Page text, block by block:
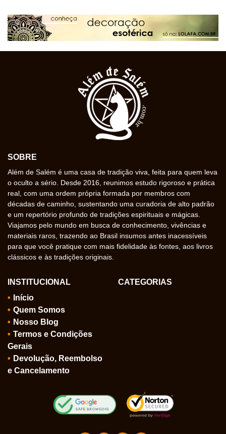
SOBRE
Além de Salém é uma casa de tradição viva, feita para quem leva
o oculto a sério. Desde 2016, reunimos estudo rigoroso e prática
real, com uma ordem própria formada por membros com
décadas de caminho, sustentando uma curadoria de alto padrão
e um repertório profundo de tradições espirituais e mágicas.
Viajamos pelo mundo em busca de conhecimento, vivências e
materiais raros, trazendo ao Brasil insumos antes inacessíveis
para que você pratique com mais fidelidade às fontes, aos livros
clássicos e às tradições originais.
INSTITUCIONAL
Início
Quem Somos
Nosso Blog
Termos e Condições
Gerais
Devolução, Reembolso
e Cancelamento
CATEGORIAS